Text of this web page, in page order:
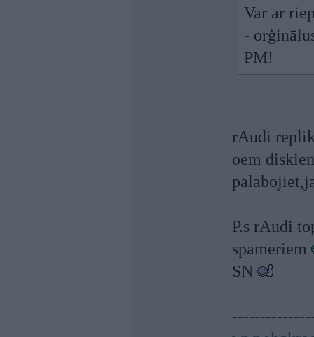
Var ar
-
PM!
rAudi
oem
P.s rAudi
spameriem
SN